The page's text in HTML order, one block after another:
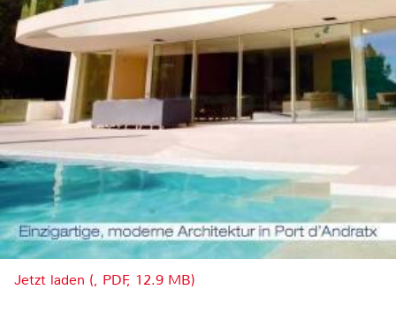
Jetzt laden (, PDF, 12.9 MB)